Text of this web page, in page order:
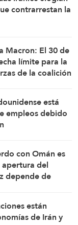
contrarrestan la
Macron: El 30 de
límite para la
de la coalición
está
empleos debido
con Omán es
del
depende de
están
de Irán y